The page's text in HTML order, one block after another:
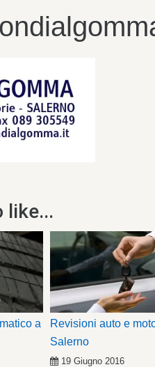
like...
a
Revisioni auto e
Salerno
19 Giugno 2016